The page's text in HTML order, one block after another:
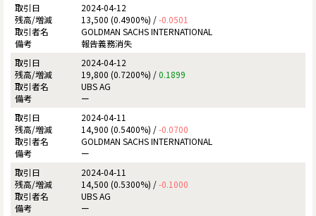
2024-04-12
13,500 (0.4900%) /-0.0501
GOLDMAN SACHS INTERNATIONAL
報告義務消失
2024-04-12
19,800 (0.7200%) /0.1899
UBS AG
ー
2024-04-11
14,900 (0.5400%) /-0.0700
GOLDMAN SACHS INTERNATIONAL
ー
2024-04-11
14,500 (0.5300%) /-0.1000
UBS AG
ー